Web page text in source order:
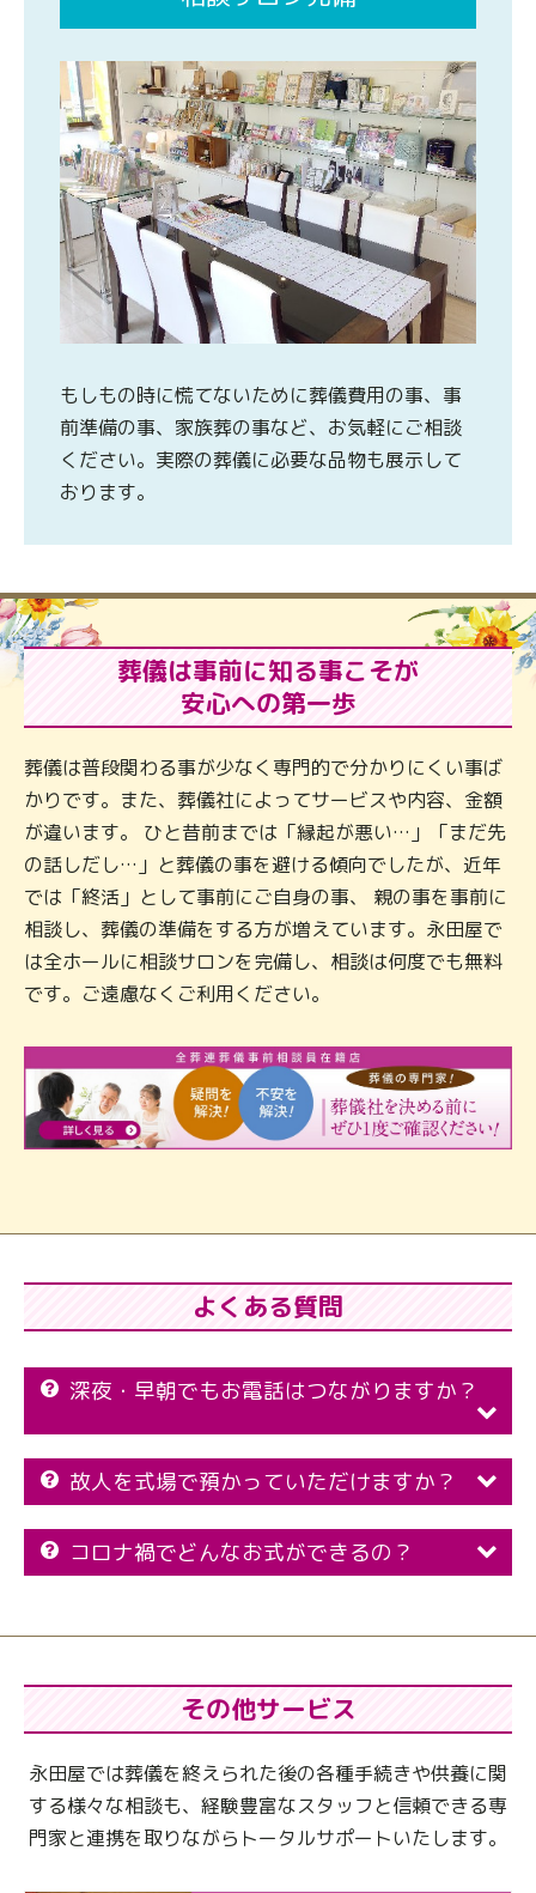
もしもの時に慌てないために葬儀費用の事、事
前準備の事、家族葬の事など、お気軽にご相談
ください。実際の葬儀に必要な品物も展示して
おります。
葬儀は事前に知る事こそが
安心への第一歩
葬儀は普段関わる事が少なく専門的で分かりにくい事ば
かりです。また、葬儀社によってサービスや内容、金額
が違います。 ひと昔前までは「縁起が悪い…」「まだ先
の話しだし…」と葬儀の事を避ける傾向でしたが、近年
では「終活」として事前にご自身の事、 親の事を事前に
相談し、葬儀の準備をする方が増えています。永田屋で
は全ホールに相談サロンを完備し、相談は何度でも無料
です。ご遠慮なくご利用ください。
よくある質問
深夜・早朝でもお電話はつながりますか？
故人を式場で預かっていただけますか？
コロナ禍でどんなお式ができるの？
その他サービス
永田屋では葬儀を終えられた後の各種手続きや供養に関
する様々な相談も、 経験豊富なスタッフと信頼できる専
門家と連携を取りながらトータルサポートいたします。